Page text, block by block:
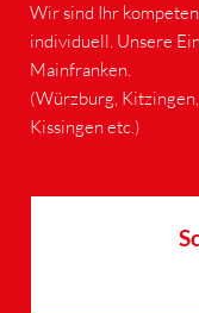
Wir sind Ihr
individuell. Unsere
Mainfranken.
(Würzburg,
Kissingen etc.)